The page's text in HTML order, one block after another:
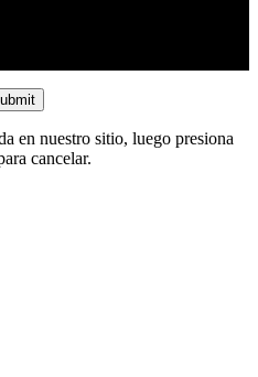
en nuestro sitio, luego presiona
cancelar.